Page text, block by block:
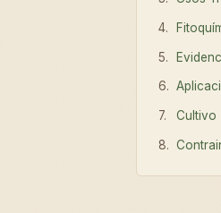
Cultivo